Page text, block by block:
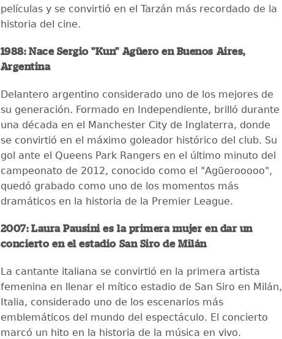
películas y se convirtió en el Tarzán más recordado de la
historia del cine.
1988: Nace Sergio "Kun" Agüero en Buenos Aires,
Argentina
Delantero argentino considerado uno de los mejores de
su generación. Formado en Independiente, brilló durante
una década en el Manchester City de Inglaterra, donde
se convirtió en el máximo goleador histórico del club. Su
gol ante el Queens Park Rangers en el último minuto del
campeonato de 2012, conocido como el "Agüerooooo",
quedó grabado como uno de los momentos más
dramáticos en la historia de la Premier League.
2007: Laura Pausini es la primera mujer en dar un
concierto en el estadio San Siro de Milán
La cantante italiana se convirtió en la primera artista
femenina en llenar el mítico estadio de San Siro en Milán,
Italia, considerado uno de los escenarios más
emblemáticos del mundo del espectáculo. El concierto
marcó un hito en la historia de la música en vivo.